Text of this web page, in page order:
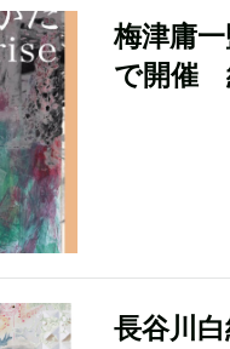
梅津庸
で開催
長谷川